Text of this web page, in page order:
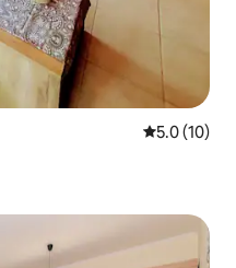
Calificación
5.0 (10)